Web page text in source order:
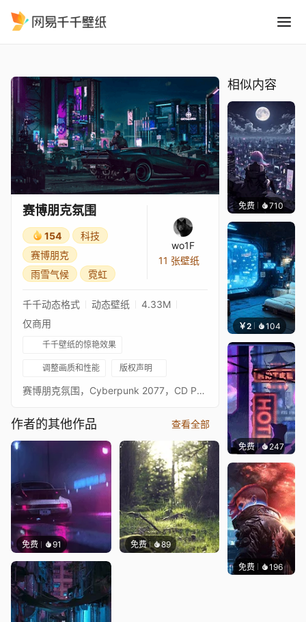
赛博朋克氛围
154
科技
赛博朋克
雨雪气候
霓虹
wo1F
11 张壁纸
千千动态格式 动态壁纸
4.33M
仅商用
千千壁纸的惊艳效果
调整画质和性能 版权声明
赛博朋克氛围，Cyberpunk 2077，CD Project Red，雨，2560x1440，2k
作者的其他作品 查看全部
免费 91 免费 89
相似内容
免费 710鲨鲨啊
￥2 104 小皮
免费 247鲨鲨啊
免费 196